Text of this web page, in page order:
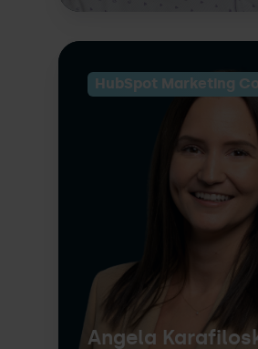
HubSpot Marketing
Angela